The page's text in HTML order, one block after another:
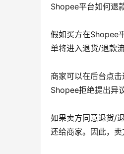
Shopee平台如何退
假如买方在Shopee
单将进入退货/退款
商家可以在后台点
Shopee拒绝提出异
如果卖方同意退货/
还给商家。因此，